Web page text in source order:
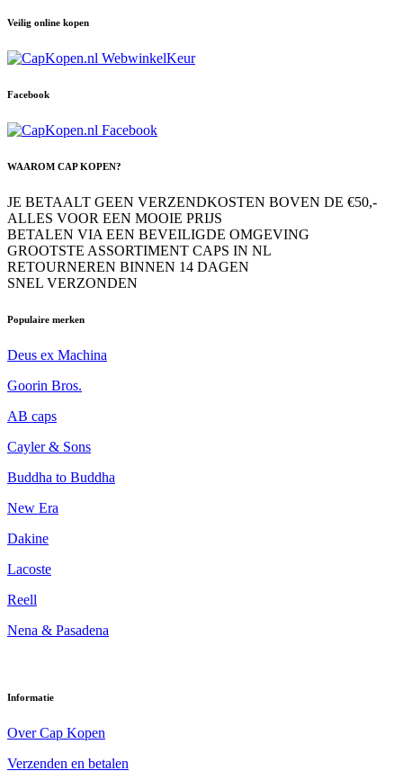
Veilig online kopen
Facebook
WAAROM CAP KOPEN?
JE BETAALT GEEN VERZENDKOSTEN BOVEN DE €50,-
ALLES VOOR EEN MOOIE PRIJS
BETALEN VIA EEN BEVEILIGDE OMGEVING
GROOTSTE ASSORTIMENT CAPS IN NL
RETOURNEREN BINNEN 14 DAGEN
SNEL VERZONDEN
Populaire merken
Deus ex Machina
Goorin Bros.
AB caps
Cayler & Sons
Buddha to Buddha
New Era
Dakine
Lacoste
Reell
Nena & Pasadena
Informatie
Over Cap Kopen
Verzenden en betalen